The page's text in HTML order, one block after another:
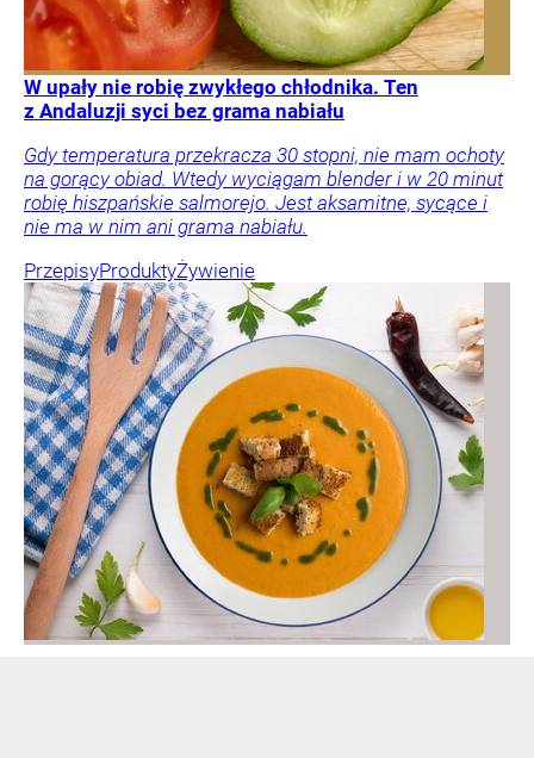
W upały nie robię zwykłego chłodnika. Ten
z Andaluzji syci bez grama nabiału
Gdy temperatura przekracza 30 stopni, nie mam ochoty
na gorący obiad. Wtedy wyciągam blender i w 20 minut
robię hiszpańskie salmorejo. Jest aksamitne, sycące i
nie ma w nim ani grama nabiału.
PrzepisyProduktyŻywienie